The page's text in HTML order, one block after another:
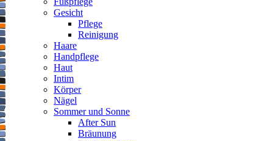
Gesicht
Pflege
Reinigung
Haare
Handpflege
Haut
Intim
Körper
Nägel
Sommer und Sonne
After Sun
Bräunung